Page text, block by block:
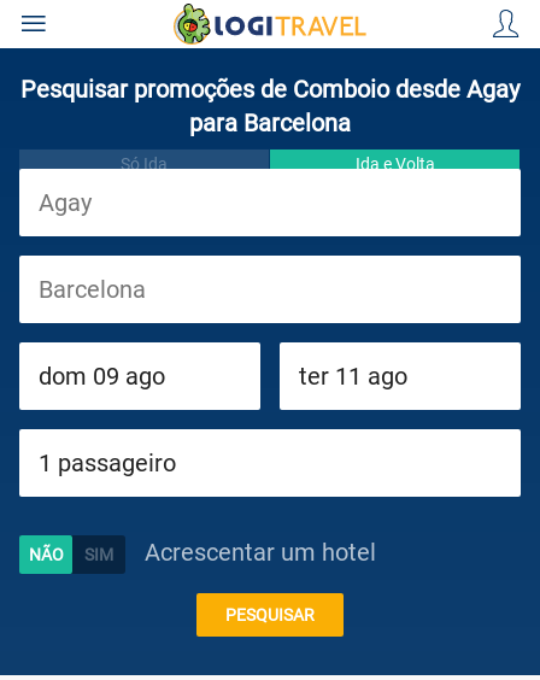
Viagens
Cruzeiros
Circuitos
Caraíbas
Pesquisar promoções de Comboio desde Agay
para Barcelona
Só Ida Ida e Volta
Acrescentar um hotel
PESQUISAR